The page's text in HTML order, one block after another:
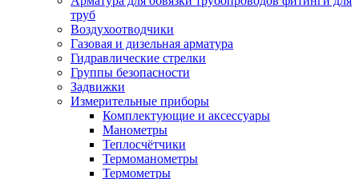
труб
Воздухоотводчики
Газовая и дизельная арматура
Гидравлические стрелки
Группы безопасности
Задвижки
Измерительные приборы
Комплектующие и аксессуары
Манометры
Теплосчётчики
Термоманометры
Термометры